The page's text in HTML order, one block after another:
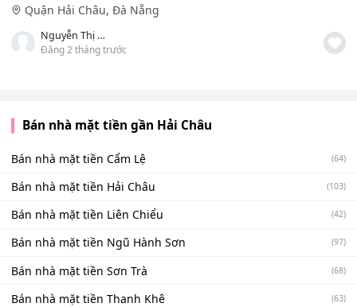
Quận Hải Châu, Đà Nẵng
Nguyễn Thị Ngọc Bảo
Đăng 2 tháng trước
Bán nhà mặt tiền gần Hải Châu
Bán nhà mặt tiền Cẩm Lệ (64)
Bán nhà mặt tiền Hải Châu (103)
Bán nhà mặt tiền Liên Chiểu (42)
Bán nhà mặt tiền Ngũ Hành Sơn (97)
Bán nhà mặt tiền Sơn Trà (68)
Bán nhà mặt tiền Thanh Khê (63)